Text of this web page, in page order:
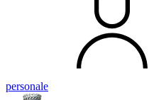
personale